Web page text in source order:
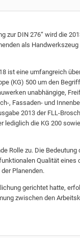
zur DIN 276“ wird die
als
ist eine umfangreich
(KG) 500 um den
unabhängige,
, Fassaden- und
2013 der FLL-
lediglich die KG 200
Rolle zu. Die Bedeutung
Qualität eines
Planenden.
gerichtet hatte,
zwischen den